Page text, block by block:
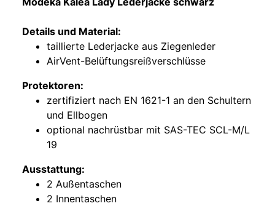
Details und Material:
taillierte Lederjacke aus Ziegenleder
AirVent-Belüftungsreißverschlüsse
Protektoren:
zertifiziert nach EN 1621-1 an den Schultern
und Ellbogen
optional nachrüstbar mit SAS-TEC SCL-M/L
19
Ausstattung:
2 Außentaschen
2 Innentaschen